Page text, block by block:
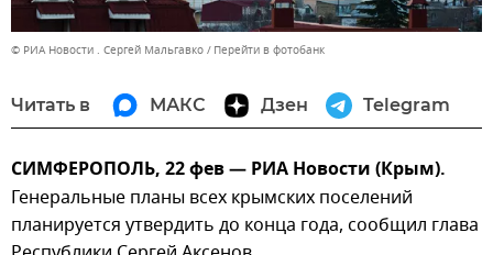
© РИА Новости . Сергей Мальгавко Перейти в фотобанк
Читать в МАКС Дзен Telegram
СИМФЕРОПОЛЬ, 22 фев — РИА Новости (Крым).
Генеральные планы всех крымских поселений
планируется утвердить до конца года, сообщил глава